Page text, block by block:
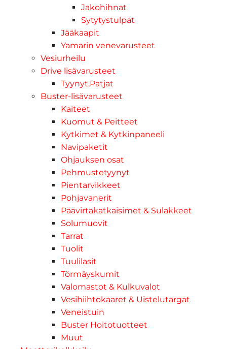
Jakohihnat
Sytytystulpat
Jääkaapit
Yamarin venevarusteet
Vesiurheilu
Drive lisävarusteet
Tyynyt,Patjat
Buster-lisävarusteet
Kaiteet
Kuomut & Peitteet
Kytkimet & Kytkinpaneeli
Navipaketit
Ohjauksen osat
Pehmustetyynyt
Pientarvikkeet
Pohjavanerit
Päävirtakatkaisimet & Sulakkeet
Solumuovit
Tarrat
Tuolit
Tuulilasit
Törmäyskumit
Valomastot & Kulkuvalot
Vesihiihtokaaret & Uistelutargat
Veneistuin
Buster Hoitotuotteet
Muut